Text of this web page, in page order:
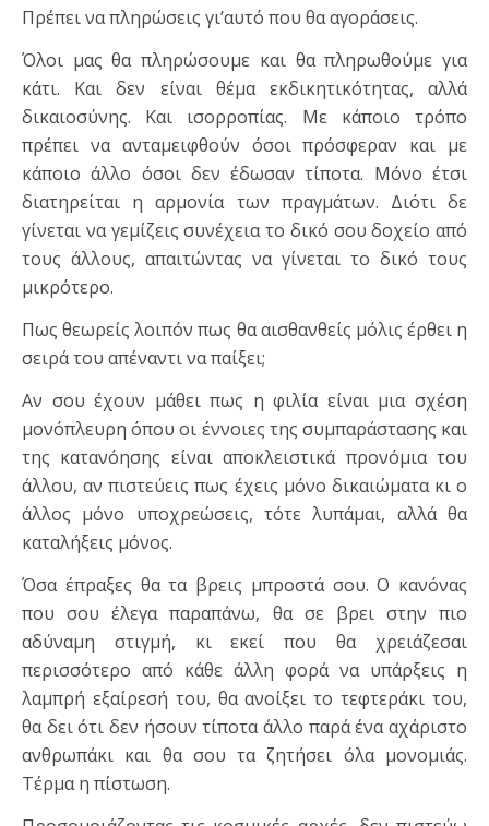
Πρέπει να πληρώσεις γι’αυτό που θα αγοράσεις.
Όλοι μας θα πληρώσουμε και θα πληρωθούμε για
κάτι. Και δεν είναι θέμα εκδικητικότητας, αλλά
δικαιοσύνης. Και ισορροπίας. Με κάποιο τρόπο
πρέπει να ανταμειφθούν όσοι πρόσφεραν και με
κάποιο άλλο όσοι δεν έδωσαν τίποτα. Μόνο έτσι
διατηρείται η αρμονία των πραγμάτων. Διότι δε
γίνεται να γεμίζεις συνέχεια το δικό σου δοχείο από
τους άλλους, απαιτώντας να γίνεται το δικό τους
μικρότερο.
Πως θεωρείς λοιπόν πως θα αισθανθείς μόλις έρθει η
σειρά του απέναντι να παίξει;
Αν σου έχουν μάθει πως η φιλία είναι μια σχέση
μονόπλευρη όπου οι έννοιες της συμπαράστασης και
της κατανόησης είναι αποκλειστικά προνόμια του
άλλου, αν πιστεύεις πως έχεις μόνο δικαιώματα κι ο
άλλος μόνο υποχρεώσεις, τότε λυπάμαι, αλλά θα
καταλήξεις μόνος.
Όσα έπραξες θα τα βρεις μπροστά σου. Ο κανόνας
που σου έλεγα παραπάνω, θα σε βρει στην πιο
αδύναμη στιγμή, κι εκεί που θα χρειάζεσαι
περισσότερο από κάθε άλλη φορά να υπάρξεις η
λαμπρή εξαίρεσή του, θα ανοίξει το τεφτεράκι του,
θα δει ότι δεν ήσουν τίποτα άλλο παρά ένα αχάριστο
ανθρωπάκι και θα σου τα ζητήσει όλα μονομιάς.
Τέρμα η πίστωση.